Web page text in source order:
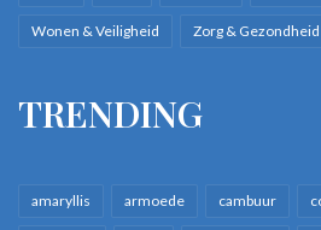
Wonen & Veiligheid Zorg & Gezondheid
TRENDING
amaryllis armoede cambuur